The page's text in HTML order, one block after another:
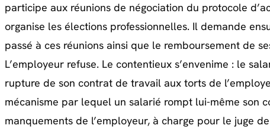
participe aux réunions de négociation du protocole
organise les élections professionnelles. Il demande
passé à ces réunions ainsi que le remboursement de
L’employeur refuse. Le contentieux s’envenime : le
rupture de son contrat de travail aux torts de
mécanisme par lequel un salarié rompt lui-même son
manquements de l’employeur, à charge pour le juge